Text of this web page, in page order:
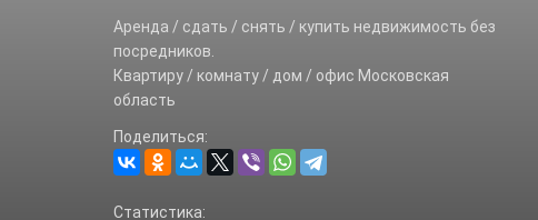
Аренда / сдать / снять / купить недвижимость без
посредников.
Квартиру / комнату / дом / офис Московская
область
Поделиться:
Статистика: